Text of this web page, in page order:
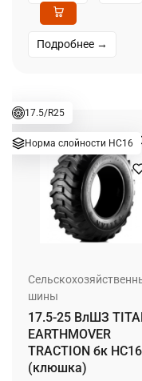
Подробнее →
17.5/R25
Норма слойности НС16
шины
17.5-25 ВлШЗ
EARTHMOVER
TRACTION бк НС16
(клюшка)